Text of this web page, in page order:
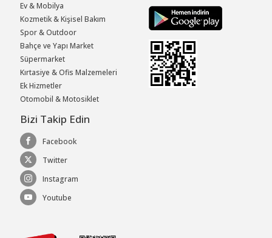
Ev & Mobilya
Kozmetik & Kişisel Bakım
Spor & Outdoor
Bahçe ve Yapı Market
Süpermarket
Kırtasiye & Ofis Malzemeleri
Ek Hizmetler
Otomobil & Motosiklet
Bizi Takip Edin
Facebook
Twitter
Instagram
Youtube